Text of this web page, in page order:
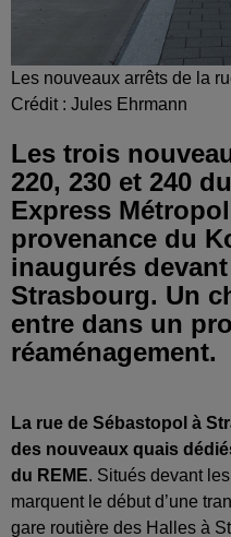
Les nouveaux arrêts de la
Crédit : Jules Ehrmann
Les trois
220, 230 et 240
Express
provenance du
inaugurés
Strasbourg. Un
entre dans un
réaménagement.
La rue de Sébastopol à
des nouveaux quais
du REME. Situés devant
marquent le début d’une
gare routière des Halles à